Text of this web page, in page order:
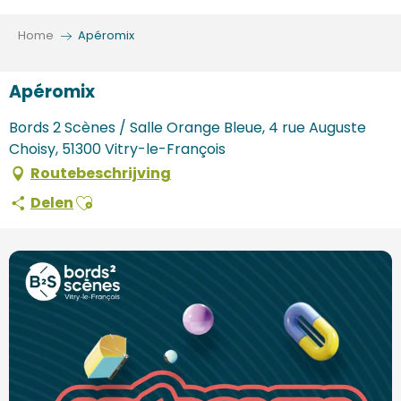
Home Apéromix
Apéromix
Bords 2 Scènes / Salle Orange Bleue, 4 rue Auguste
Choisy, 51300 Vitry-le-François
Routebeschrijving
DelenAjouter aux favoris